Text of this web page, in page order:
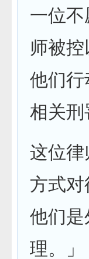
一位
师被
他们
相关刑
这位
方式
他们
理。」